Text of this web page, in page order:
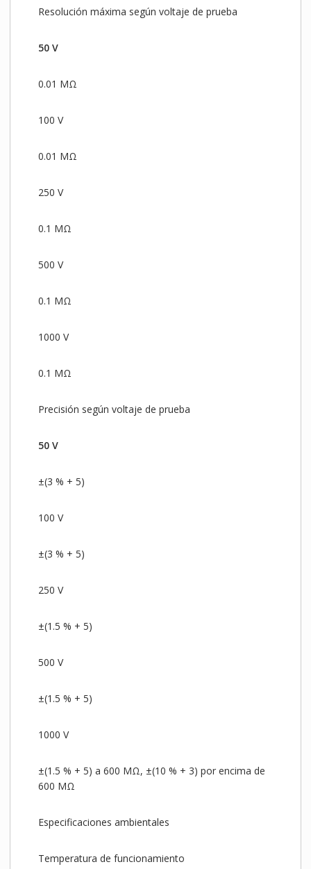
Resolución máxima según voltaje de prueba
50 V
0.01 MΩ
100 V
0.01 MΩ
250 V
0.1 MΩ
500 V
0.1 MΩ
1000 V
0.1 MΩ
Precisión según voltaje de prueba
50 V
±(3 % + 5)
100 V
±(3 % + 5)
250 V
±(1.5 % + 5)
500 V
±(1.5 % + 5)
1000 V
±(1.5 % + 5) a 600 MΩ, ±(10 % + 3) por encima de
600 MΩ
Especificaciones ambientales
Temperatura de funcionamiento